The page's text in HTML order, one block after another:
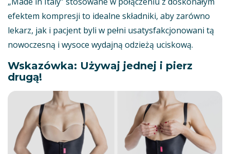
efektem kompresji to idealne składniki, aby zarówno
lekarz, jak i pacjent byli w pełni usatysfakcjonowani tą
nowoczesną i wysoce wydajną odzieżą uciskową.
Wskazówka: Używaj jednej i pierz
drugą!